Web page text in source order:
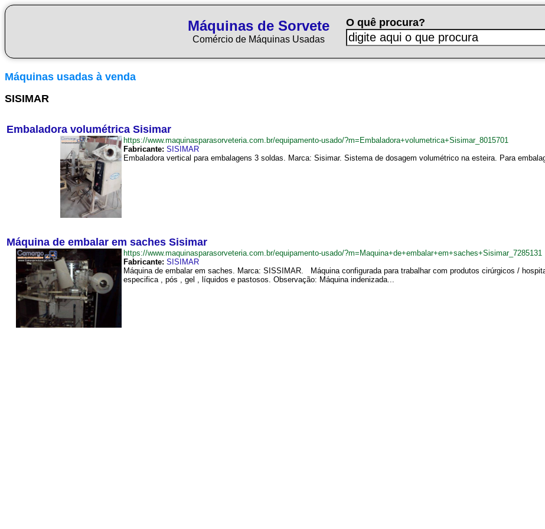
Máquinas de Sorvete
Comércio de Máquinas Usadas
O quê procura?
Máquinas usadas à venda
SISIMAR
Embaladora volumétrica Sisimar
https://www.maquinasparasorveteria.com.br/equipamento-usado/?m=Embaladora+volumetrica+Sisimar_8015701
Fabricante: SISIMAR
Embaladora vertical para embalagens 3 soldas. Marca: Sisimar. Sistema de dosagem volumétrico na esteira. Para
Máquina de embalar em saches Sisimar
https://www.maquinasparasorveteria.com.br/equipamento-usado/?m=Maquina+de+embalar+em+saches+Sisimar_7285131
Fabricante: SISIMAR
Máquina de embalar em saches. Marca: SISSIMAR. Máquina configurada para trabalhar com produtos cirúrgicos /
especifica , pós , gel , líquidos e pastosos. Observação: Máquina indenizada...